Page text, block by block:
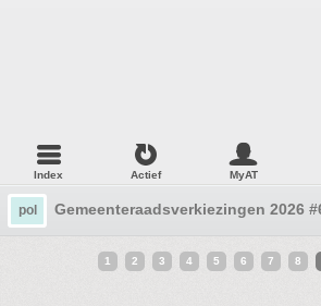
Index Actief MyAT
pol Gemeenteraadsverkiezingen 2026
1 2 3 4 5 6 7 8